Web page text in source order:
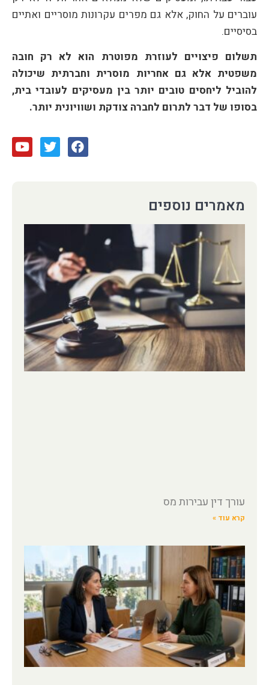
עוברים על החוק, אלא גם מפרים עקרונות מוסריים ואתיים
בסיסיים.
תשלום פיצויים לעוזרת מפוטרת הוא לא רק חובה
משפטית אלא גם אחריות מוסרית וחברתית שיכולה
להוביל ליחסים טובים יותר בין מעסיקים לעובדי בית,
בסופו של דבר לתרום לחברה צודקת ושוויונית יותר.
מאמרים נוספים
עורך דין עבירות מס
קרא עוד »